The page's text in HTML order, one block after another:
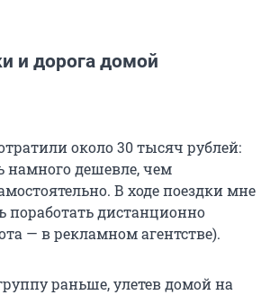
и дорога домой
около 30 тысяч рублей:
намного дешевле, чем
В ходе поездки мне
поработать дистанционно
— в рекламном агентстве).
раньше, улетев домой на